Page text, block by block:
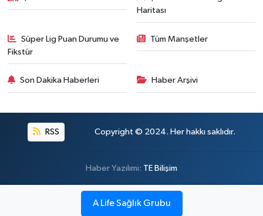
Haritası
Süper Lig Puan Durumu ve
Fikstür
Tüm Manşetler
Son Dakika Haberleri Haber Arşivi
RSS Copyright © 2024. Her hakkı saklıdır.
Haber Yazılımı: TE Bilişim
A Life Sağlık Grubu